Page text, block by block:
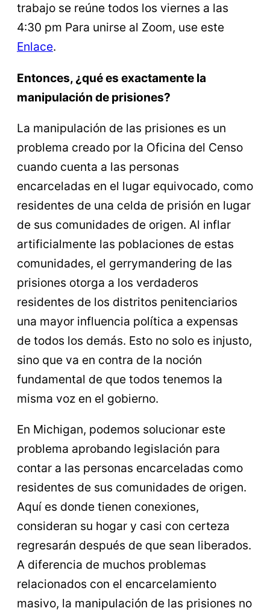
trabajo se reúne todos los viernes a las
4:30 pm Para unirse al Zoom, use este
Enlace.
Entonces, ¿qué es exactamente la
manipulación de prisiones?
La manipulación de las prisiones es un
problema creado por la Oficina del Censo
cuando cuenta a las personas
encarceladas en el lugar equivocado, como
residentes de una celda de prisión en lugar
de sus comunidades de origen. Al inflar
artificialmente las poblaciones de estas
comunidades, el gerrymandering de las
prisiones otorga a los verdaderos
residentes de los distritos penitenciarios
una mayor influencia política a expensas
de todos los demás. Esto no solo es injusto,
sino que va en contra de la noción
fundamental de que todos tenemos la
misma voz en el gobierno.
En Michigan, podemos solucionar este
problema aprobando legislación para
contar a las personas encarceladas como
residentes de sus comunidades de origen.
Aquí es donde tienen conexiones,
consideran su hogar y casi con certeza
regresarán después de que sean liberados.
A diferencia de muchos problemas
relacionados con el encarcelamiento
masivo, la manipulación de las prisiones no